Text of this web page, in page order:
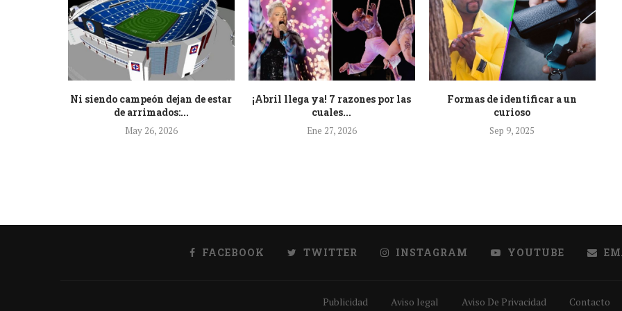
Ni siendo campeón dejan de estar
de arrimados:...
May 26, 2026
¡Abril llega ya! 7 razones por las
cuales...
Ene 27, 2026
Formas de identificar a un
curioso
Sep 9, 2025
FACEBOOK TWITTER INSTAGRAM YOUTUBE
Publicidad Aviso legal Aviso De Privacidad Contacto